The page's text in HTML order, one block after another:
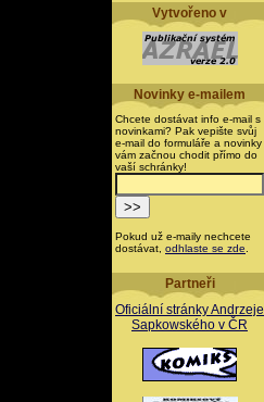
Vytvořeno v
Novinky e-mailem
Chcete dostávat info e-mail s
novinkami? Pak vepište svůj
e-mail do formuláře a novinky
vám začnou chodit přímo do
vaší schránky!
Pokud už e-maily nechcete
dostávat, odhlaste se zde
Partneři
Oficiální stránky Andrzeje
Sapkowského v ČR